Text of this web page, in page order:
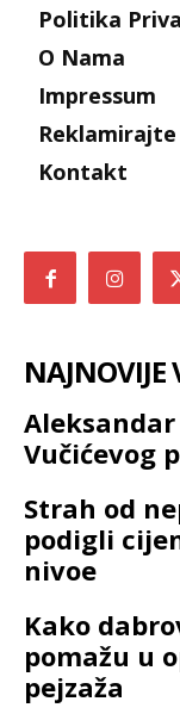
Politika
O Nama
Impressum
Reklamirajte
Kontakt
NAJNOVIJE
Vučićevog
Strah od
podigli
nivoe
Kako
pomažu u
pejzaža